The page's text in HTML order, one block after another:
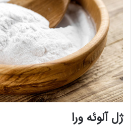
ژل آلوئه ورا